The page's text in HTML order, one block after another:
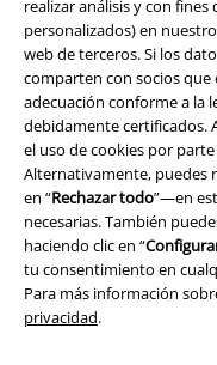
realizar análisis y con
personalizados) en
web de terceros. Si los
comparten con socios que
adecuación conforme a la
debidamente certificados.
el uso de cookies por
Alternativamente, puedes
en “Rechazar todo”—en
necesarias. También
haciendo clic en “
tu consentimiento en
Para más información
privacidad.
Legal
Términos y Condiciones
Aviso Legal
Ley protección de datos
Eliminación de residuos y
Declaración de Conformidad